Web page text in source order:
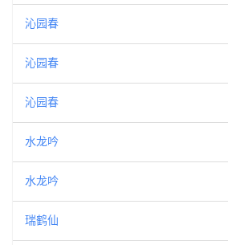
沁园春
沁园春
沁园春
水龙吟
水龙吟
瑞鹤仙